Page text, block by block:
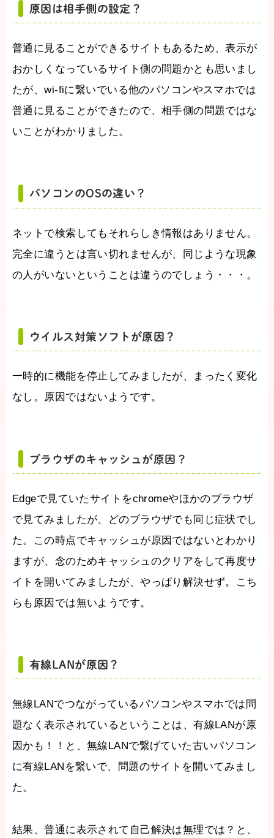
原因は相手側の設定？
普通に見ることができるサイトもあるため、表示が
おかしくなっているサイト側の問題かとも思いまし
たが、wi-fiに繋いでいる他のパソコンやスマホでは
普通に見ることができたので、相手側の問題ではな
いことがわかりました。
パソコンのOSの違い？
ネットで検索してもそれらしき情報はありません。
完全に違うとは言い切れませんが、同じような現象
の人がいないということは違うのでしょう・・・。
ウイルス対策ソフトが原因？
一時的に機能を停止してみましたが、まったく変化
なし。原因ではないようです。
ブラウザのキャッシュが原因？
Edgeで見ていたサイトをchromeやほかのブラウザ
で見てみましたが、どのブラウザでも同じ症状でし
た。この時点でキャッシュが原因ではないとわかり
ますが、念のためキャッシュのクリアをして再度サ
イトを開いてみましたが、やっぱり解決せず。こち
らも原因では無いようです。
有線LANが原因？
無線LANでつながっているパソコンやスマホでは問
題なく表示されているということは、有線LANが原
因かも！！と、無線LANで繋げていた古いパソコン
に有線LANを繋いで、問題のサイトを開いてみまし
た。
結果、普通に表示されて自己解決は無理では？と、